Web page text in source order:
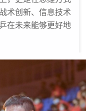
术创新、信息技术
在未来能够更好地